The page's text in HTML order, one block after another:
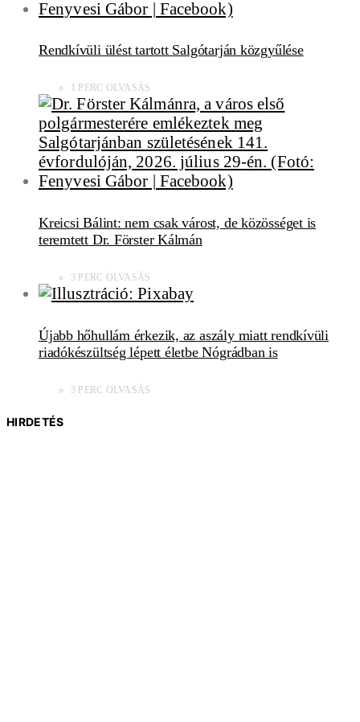
Rendkívüli ülést tartott Salgótarján közgyűlése
1 PERC OLVASÁS
Kreicsi Bálint: nem csak várost, de közösséget is
teremtett Dr. Förster Kálmán
3 PERC OLVASÁS
Újabb hőhullám érkezik, az aszály miatt rendkívüli
riadókészültség lépett életbe Nógrádban is
3 PERC OLVASÁS
HIRDETÉS